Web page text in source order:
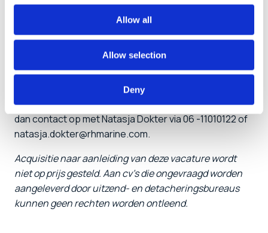
Allow all
Allow selection
Deny
Flexibele werktijden en hybride werken;
Een goede pensioenregeling via PMT.
Direct reageren kan via het formulier. Ben je
geïnteresseerd, maar heb je toch een vraag? Neem
dan contact op met Natasja Dokter via 06 -11010122 of
natasja.dokter@rhmarine.com.
Acquisitie naar aanleiding van deze vacature wordt
niet op prijs gesteld. Aan cv’s die ongevraagd worden
aangeleverd door uitzend- en detacheringsbureaus
kunnen geen rechten worden ontleend.